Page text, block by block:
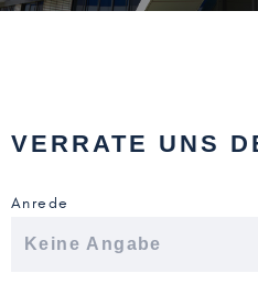
VERRATE UNS
Anrede